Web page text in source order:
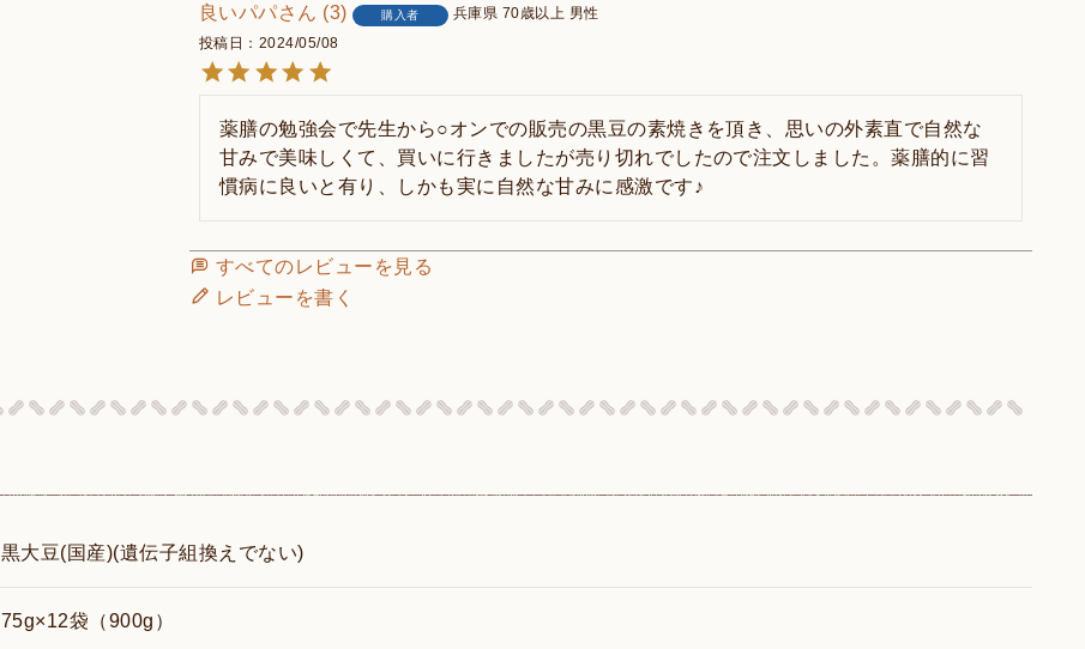
良いパパ 3 購入者 兵庫県 70歳以上 男性
投稿日
2024/05/08
薬膳の勉強会で先生から○オンでの販売の黒豆の素焼きを頂き、思いの外素直で自然な
甘みで美味しくて、買いに行きましたが売り切れでしたので注文しました。薬膳的に習
慣病に良いと有り、しかも実に自然な甘みに感激です♪
すべてのレビューを見る
レビューを書く
黒大豆(国産)(遺伝子組換えでない)
75g×12袋（900g）